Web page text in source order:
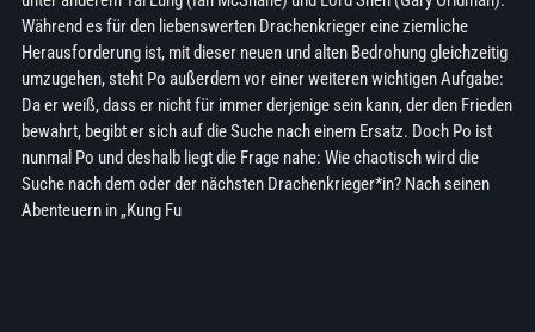
Während es für den liebenswerten Drachenkrieger eine ziemliche
Herausforderung ist, mit dieser neuen und alten Bedrohung gleichzeitig
umzugehen, steht Po außerdem vor einer weiteren wichtigen Aufgabe:
Da er weiß, dass er nicht für immer derjenige sein kann, der den Frieden
bewahrt, begibt er sich auf die Suche nach einem Ersatz. Doch Po ist
nunmal Po und deshalb liegt die Frage nahe: Wie chaotisch wird die
Suche nach dem oder der nächsten Drachenkrieger*in? Nach seinen
Abenteuern in „Kung Fu